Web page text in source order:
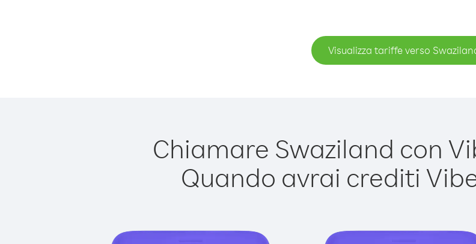
Visualizza tariffe verso
Chiamare Swaziland con
Quando avrai crediti